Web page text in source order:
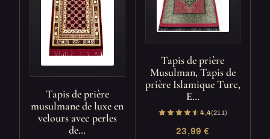
Tapis de prière
musulmane de luxe en
velours avec perles
de…
Tapis de prière
Musulman, Tapis de
prière Islamique Turc,
E…
4,4(211)
23,99 €